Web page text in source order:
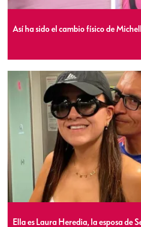
Así ha sido el cambio físico de
Ella es Laura Heredia, la esposa de